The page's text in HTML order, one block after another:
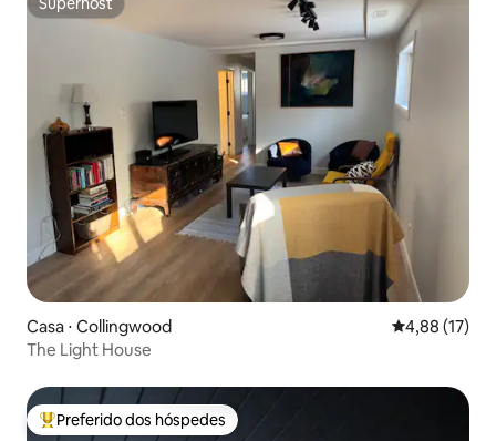
Superhost
Casa ⋅ Collingwood 4,88 de uma
4,88 (17)
The Light House
Entre os melhores preferidos dos hóspedes
Preferido dos hóspedes